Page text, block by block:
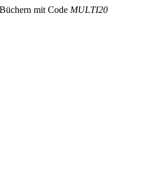
mit Code MULTI20